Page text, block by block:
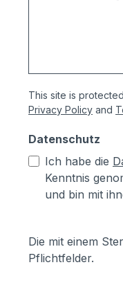
This site is
Privacy Policy and
Datenschutz
Ich habe die
Kenntnis
und bin mit
Die mit einem
Pflichtfelder.